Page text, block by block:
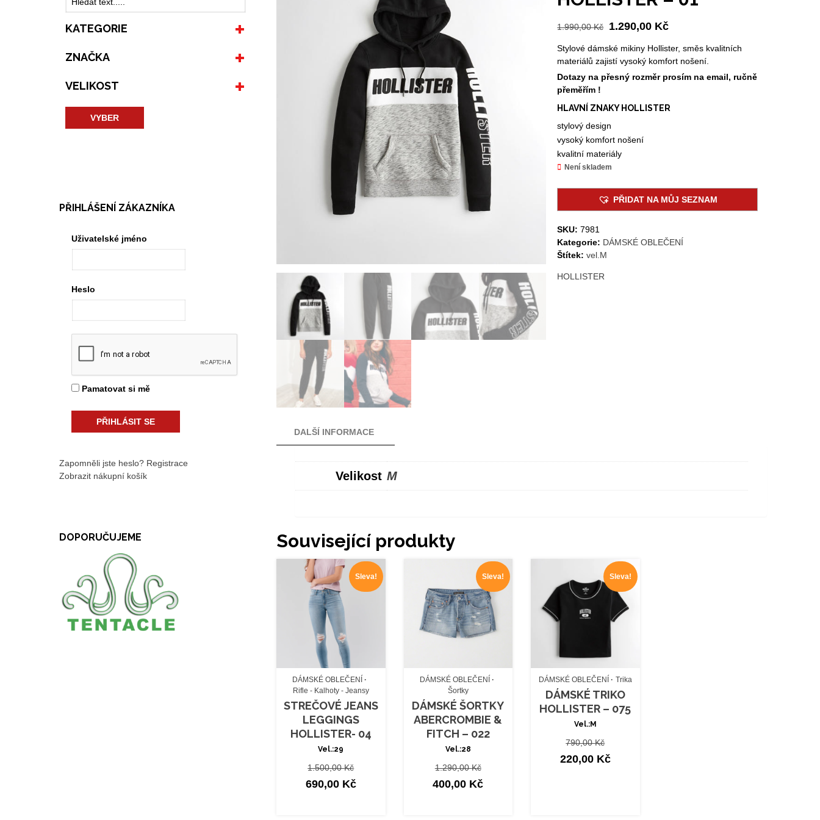
1.990,00Kč
Původní
byla:
1.990,00 Kč.
1.290,00 Kč
je:
1.290,00 Kč.
Stylové dámské mikiny Hollister, směs kvalitních
materiálů zajistí vysoký komfort nošení.
Dotazy na přesný rozměr prosím na email, ručně
přeměřím !
HLAVNÍ ZNAKY HOLLISTER
stylový design
vysoký komfort nošení
kvalitní materiály
Není skladem
PŘIDAT NA MŮJ SEZNAM
SKU:7981
Kategorie: DÁMSKÉ OBLEČENÍ
Štítek:vel.M
HOLLISTER
DALŠÍ INFORMACE
Velikost M
Související produkty
Sleva!
DÁMSKÉ OBLEČENÍ
Rifle - Kalhoty - Jeansy
STREČOVÉ JEANS
LEGGINGS
HOLLISTER- 04
Vel.:29
1.500,00KčPůvodní
cena
690,00 Kč
Sleva!
DÁMSKÉ OBLEČENÍ
Šortky
DÁMSKÉ ŠORTKY
ABERCROMBIE &
FITCH – 022
Vel.:28
1.290,00KčPůvodní
cena
400,00 Kč
Sleva!
DÁMSKÉ OBLEČENÍ Trika
DÁMSKÉ TRIKO
HOLLISTER – 075
Vel.:M
790,00KčPůvodní
cena
220,00 Kč
KATEGORIE
ZNAČKA
VELIKOST
VYBER
PŘIHLÁŠENÍ ZÁKAZNÍKA
Uživatelské jméno
Heslo
Pamatovat si mě
Zapomněli jste heslo? Registrace
Zobrazit nákupní košík
DOPORUČUJEME